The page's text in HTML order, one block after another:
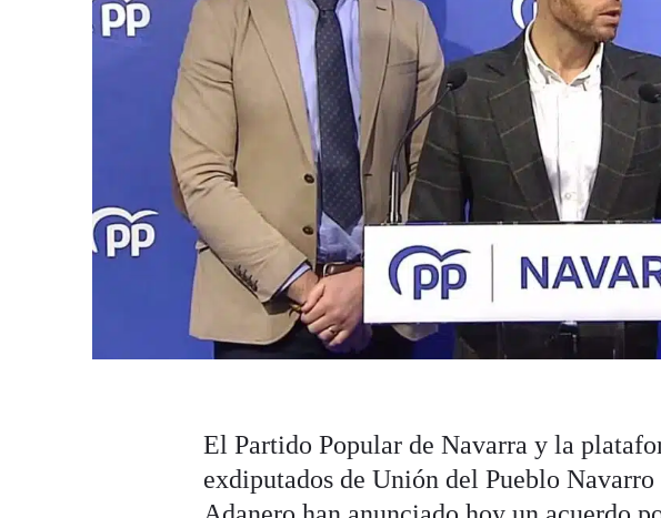
El Partido Popular de Navarra y la
exdiputados de Unión del Pueblo